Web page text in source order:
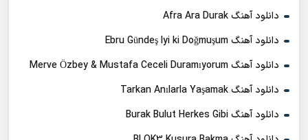
دانلود آهنگ Afra Ara Durak
دانلود آهنگ Ebru Gündeş Iyi ki Doğmuşum
دانلود آهنگ Merve Özbey & Mustafa Ceceli Duramıyorum
دانلود آهنگ Tarkan Anılarla Yaşamak
دانلود آهنگ Burak Bulut Herkes Gibi